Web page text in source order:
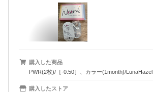
購入した商品
PWR(2枚)/［-0.50］、カラー(1month)/LunaHazel
購入したストア